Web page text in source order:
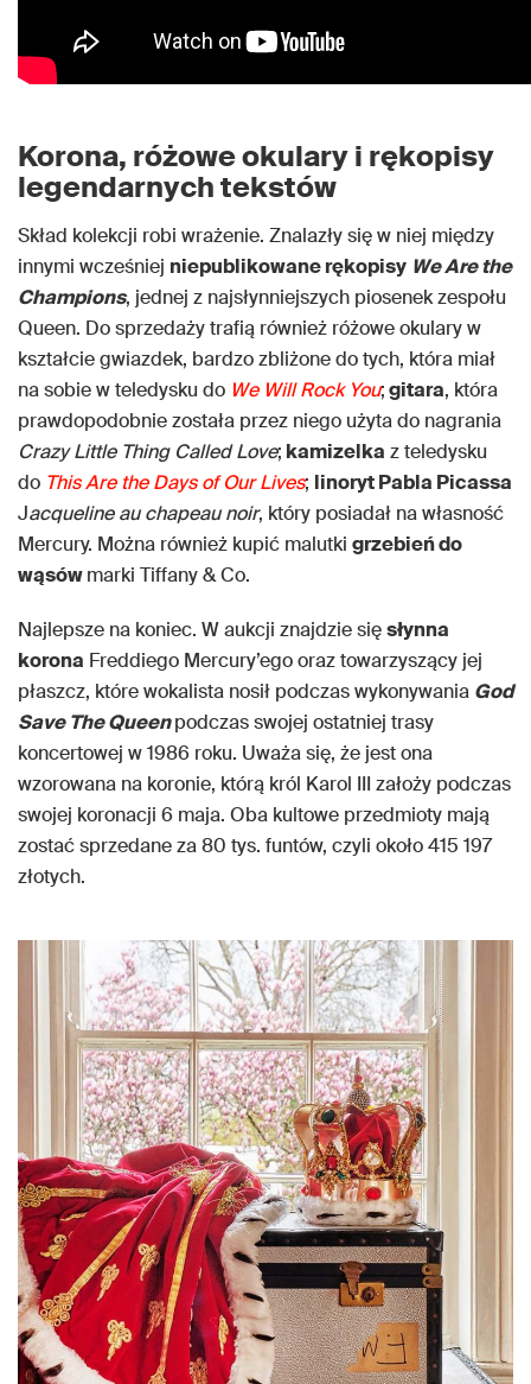
Korona, różowe okulary i rękopisy
legendarnych tekstów
Skład kolekcji robi wrażenie. Znalazły się w niej między
innymi wcześniej niepublikowane rękopisy We Are the
Champions, jednej z najsłynniejszych piosenek zespołu
Queen. Do sprzedaży trafią również różowe okulary w
kształcie gwiazdek, bardzo zbliżone do tych, która miał
na sobie w teledysku do We Will Rock You;gitara, która
prawdopodobnie została przez niego użyta do nagrania
Crazy Little Thing Called Love; kamizelka z teledysku
do This Are the Days of Our Lives; linoryt Pabla Picassa
Jacqueline au chapeau noir, który posiadał na własność
Mercury. Można również kupić malutki grzebień do
wąsówmarki Tiffany & Co.
Najlepsze na koniec. W aukcji znajdzie sięsłynna
korona Freddiego Mercury’ego oraz towarzyszący jej
płaszcz, które wokalista nosił podczas wykonywania God
Save The Queenpodczas swojej ostatniej trasy
koncertowej w 1986 roku. Uważa się, że jest ona
wzorowana na koronie, którą król Karol III założy podczas
swojej koronacji 6 maja. Oba kultowe przedmioty mają
zostać sprzedane za 80 tys. funtów, czyli około 415 197
złotych.